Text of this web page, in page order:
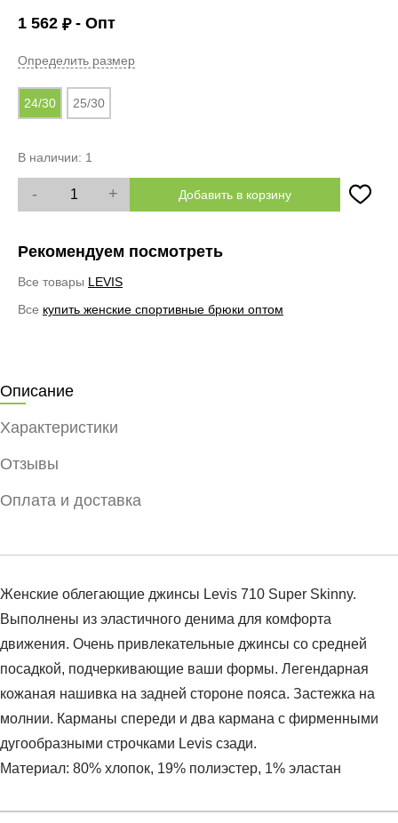
1 562 ₽- Опт
Определить размер
24/30 25/30
В наличии: 1
- + Добавить в корзину
Рекомендуем посмотреть
Все товары LEVIS
Все купить женские спортивные брюки оптом
Описание
Характеристики
Отзывы
Оплата и доставка
Женские облегающие джинсы Levis 710 Super Skinny.
Выполнены из эластичного денима для комфорта
движения. Очень привлекательные джинсы со средней
посадкой, подчеркивающие ваши формы. Легендарная
кожаная нашивка на задней стороне пояса. Застежка на
молнии. Карманы спереди и два кармана с фирменными
дугообразными строчками Levis сзади.
Материал: 80% хлопок, 19% полиэстер, 1% эластан
Артикул:17778-0031
Условия оплаты